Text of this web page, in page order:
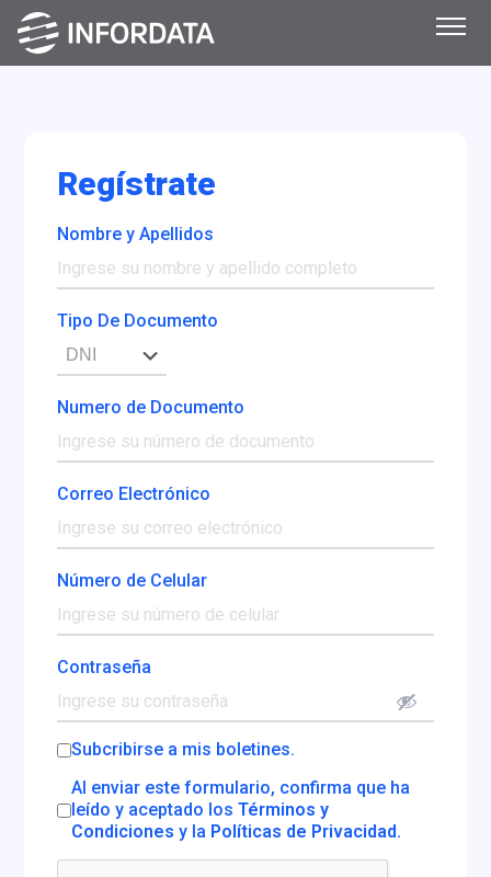
Regístrate
Nombre y Apellidos
Tipo De Documento
Numero de Documento
Correo Electrónico
Número de Celular
Contraseña
Subcribirse a mis boletines.
Al enviar este formulario, confirma que ha
leído y aceptado losTérminos y
Condiciones y la Políticas de Privacidad.